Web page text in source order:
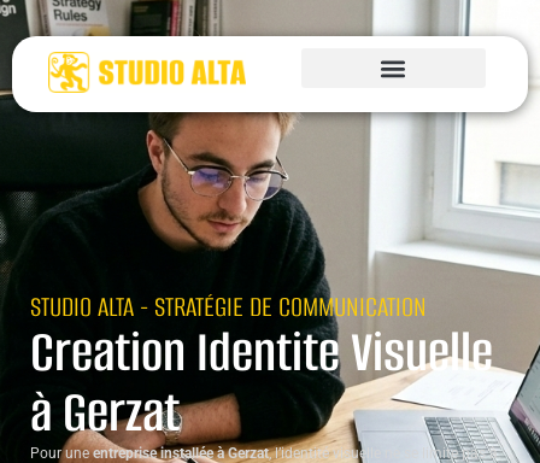
STUDIO ALTA - STRATÉGIE DE COMMUNICATION
Creation Identite Visuelle
à Gerzat
Pour uneentreprise installée à Gerzat, l’identité visuelle ne se limite pas à